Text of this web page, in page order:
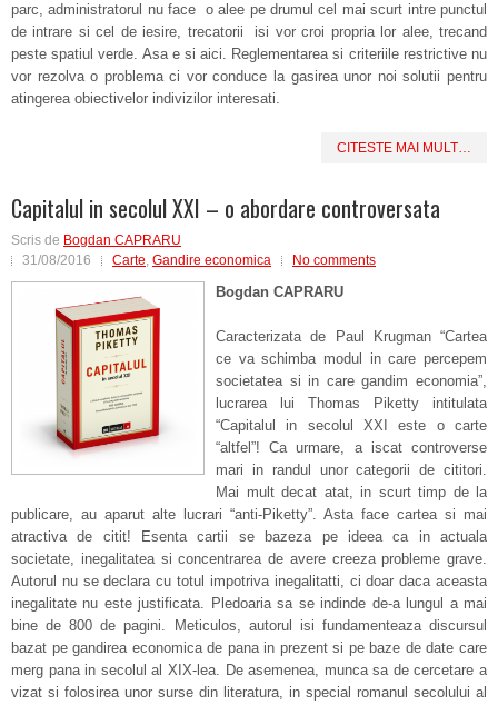
parc, administratorul nu face o alee pe drumul cel mai scurt intre punctul
de intrare si cel de iesire, trecatorii isi vor croi propria lor alee, trecand
peste spatiul verde. Asa e si aici. Reglementarea si criteriile restrictive nu
vor rezolva o problema ci vor conduce la gasirea unor noi solutii pentru
atingerea obiectivelor indivizilor interesati.
CITESTE MAI MULT…
Capitalul in secolul XXI – o abordare controversata
Scris de Bogdan CAPRARU
31/08/2016
Carte, Gandire economica No comments
Bogdan CAPRARU
Caracterizata de Paul Krugman “Cartea
ce va schimba modul in care percepem
societatea si in care gandim economia”,
lucrarea lui Thomas Piketty intitulata
“Capitalul in secolul XXI este o carte
“altfel”! Ca urmare, a iscat controverse
mari in randul unor categorii de cititori.
Mai mult decat atat, in scurt timp de la
publicare, au aparut alte lucrari “anti-Piketty”. Asta face cartea si mai
atractiva de citit! Esenta cartii se bazeza pe ideea ca in actuala
societate, inegalitatea si concentrarea de avere creeza probleme grave.
Autorul nu se declara cu totul impotriva inegalitatti, ci doar daca aceasta
inegalitate nu este justificata. Pledoaria sa se indinde de-a lungul a mai
bine de 800 de pagini. Meticulos, autorul isi fundamenteaza discursul
bazat pe gandirea economica de pana in prezent si pe baze de date care
merg pana in secolul al XIX-lea. De asemenea, munca sa de cercetare a
vizat si folosirea unor surse din literatura, in special romanul secolului al